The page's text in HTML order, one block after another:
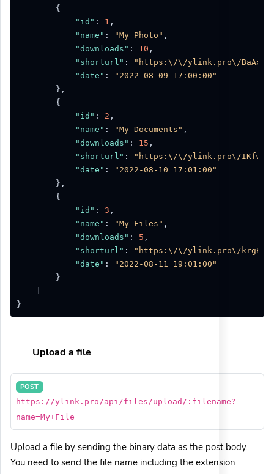
{
"id" : 1 ,
"name" : "My Photo" ,
"downloads" : 10 ,
"shorturl" : "https:\/\/ylink.pro\/BaAxj"
"date" :
"2022-08-09 17:00:00"
} ,
{
"id" : 2 ,
"name" : "My Documents" ,
"downloads" : 15 ,
"shorturl" : "https:\/\/ylink.pro\/IKfwp"
"date" :
"2022-08-10 17:01:00"
} ,
{
"id" : 3 ,
"name" : "My Files" ,
"downloads" : 5 ,
"shorturl" : "https:\/\/ylink.pro\/krgBk"
"date" :
"2022-08-11 19:01:00"
}
}
Upload a file
POST
https://ylink.pro/api/files/upload/:filename?
name=My+File
Upload a file by sending the binary data as the post body.
You need to send the file name including the extension